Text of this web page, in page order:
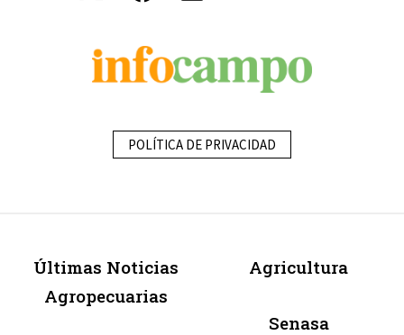
POLÍTICA DE PRIVACIDAD
Últimas Noticias
Agropecuarias
Agricultura
Senasa